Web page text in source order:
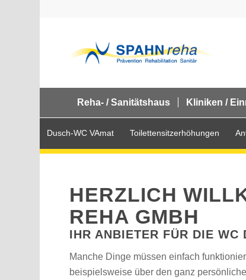
Reha- / Sanitätshaus Kliniken /
Dusch-WC VAmat Toilettensitzerhöhungen
HERZLICH
REHA GMBH
IHR ANBIETER FÜR DIE WC
Manche Dinge müssen einfach
beispielsweise über den ganz